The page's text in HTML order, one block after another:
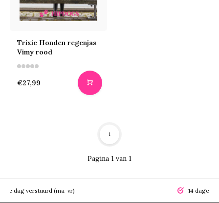
Trixie Honden regenjas
Vimy rood
€27,99
Pagina 1 van 1
1
dag verstuurd (ma-vr) 14 dagen